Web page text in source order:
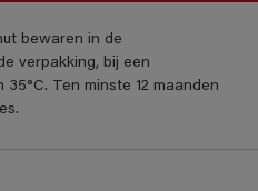
bewaren in de
verpakking, bij een
Ten minste 12 maanden